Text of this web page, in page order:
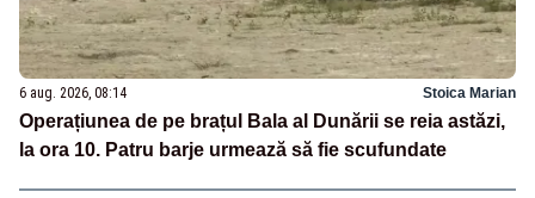
6 aug. 2026, 08:14 Stoica Marian
Operațiunea de pe brațul Bala al Dunării se reia astăzi,
la ora 10. Patru barje urmează să fie scufundate